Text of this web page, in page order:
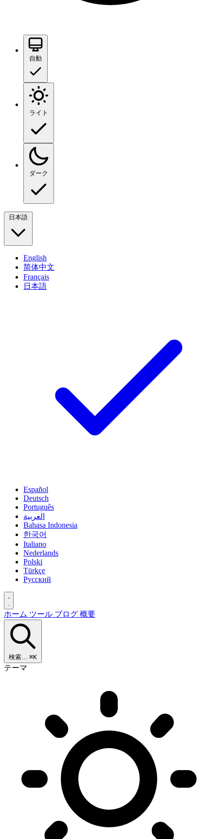
自動
ライト
ダーク
日本語
English
简体中文
Français
日本語
Español
Deutsch
Português
العربية
Bahasa Indonesia
한국어
Italiano
Nederlands
Polski
Türkçe
Русский
ホーム ツール ブログ 概要
検索... ⌘K
テーマ